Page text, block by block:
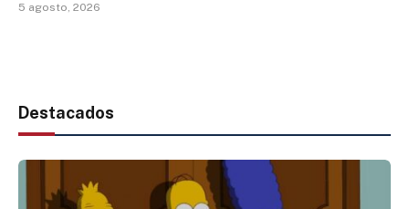
5 agosto, 2026
Destacados